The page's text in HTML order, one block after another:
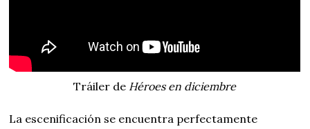
Tráiler de Héroes en diciembre
La escenificación se encuentra perfectamente